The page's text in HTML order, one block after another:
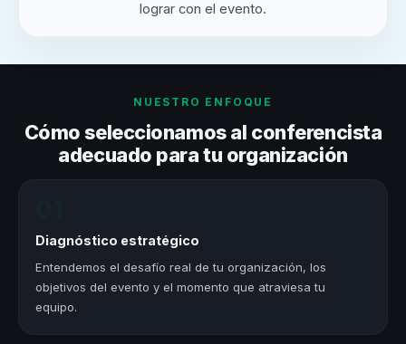
lograr con el evento.
NUESTRO ENFOQUE
Cómo seleccionamos al conferencista
adecuado para tu organización
Diagnóstico estratégico
Entendemos el desafío real de tu organización, los
objetivos del evento y el momento que atraviesa tu
equipo.